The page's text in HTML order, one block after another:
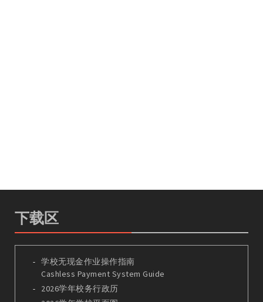
下载区
学校无现金作业操作指南
Cashless Payment System Guide
2026学年校务行政历